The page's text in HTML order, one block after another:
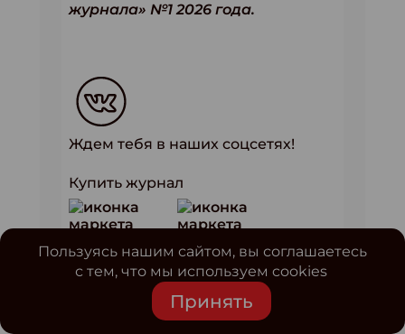
журнала» №1 2026 года.
Ждем тебя в наших соцсетях!
Купить журнал
ЖУРНАЛЫ
Свежий номер!
Пользуясь нашим сайтом, вы соглашаетесь
с тем, что мы используем cookies
Принять